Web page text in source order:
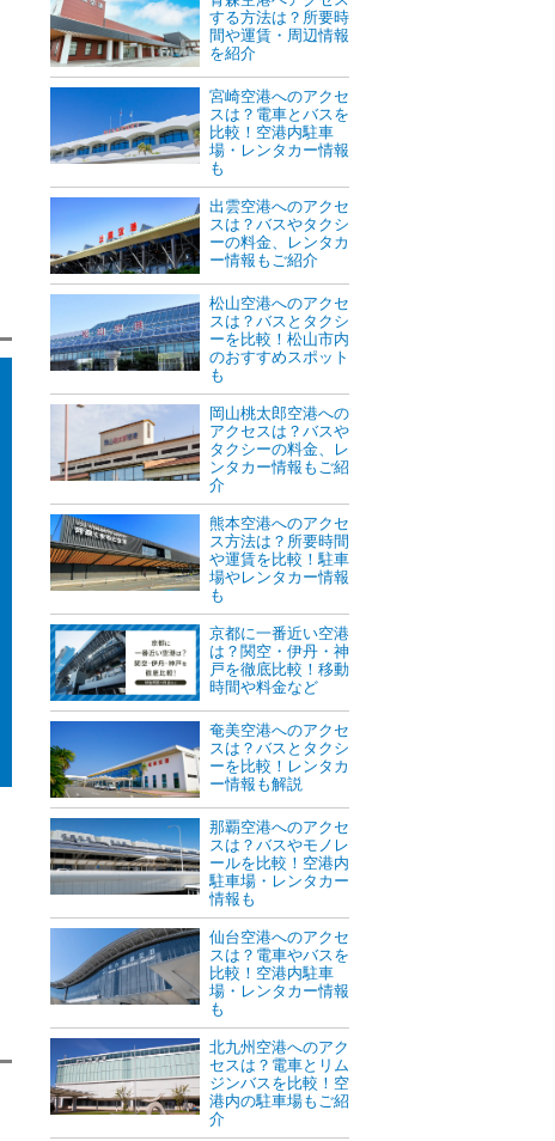
する方法は？所要時
間や運賃・周辺情報
を紹介
宮崎空港へのアクセ
スは？電車とバスを
比較！空港内駐車
場・レンタカー情報
も
出雲空港へのアクセ
スは？バスやタクシ
ーの料金、レンタカ
ー情報もご紹介
松山空港へのアクセ
スは？バスとタクシ
ーを比較！松山市内
のおすすめスポット
も
岡山桃太郎空港への
アクセスは？バスや
タクシーの料金、レ
ンタカー情報もご紹
介
熊本空港へのアクセ
ス方法は？所要時間
や運賃を比較！駐車
場やレンタカー情報
も
京都に一番近い空港
は？関空・伊丹・神
戸を徹底比較！移動
時間や料金など
奄美空港へのアクセ
スは？バスとタクシ
ーを比較！レンタカ
ー情報も解説
那覇空港へのアクセ
スは？バスやモノレ
ールを比較！空港内
駐車場・レンタカー
情報も
仙台空港へのアクセ
スは？電車やバスを
比較！空港内駐車
場・レンタカー情報
も
北九州空港へのアク
セスは？電車とリム
ジンバスを比較！空
港内の駐車場もご紹
介